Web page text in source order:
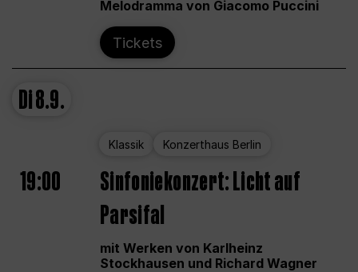
Melodramma von Giacomo Puccini
Tickets
Di8.9.
Klassik Konzerthaus Berlin
19:00
Sinfoniekonzert: Licht auf
Parsifal
mit Werken von Karlheinz
Stockhausen und Richard Wagner